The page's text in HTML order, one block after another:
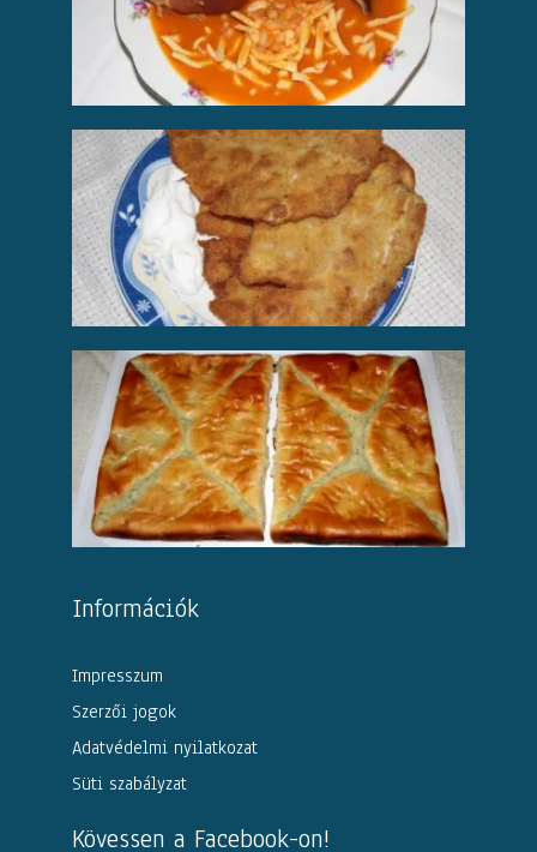
Információk
Impresszum
Szerzői jogok
Adatvédelmi nyilatkozat
Süti szabályzat
Kövessen a Facebook-on!